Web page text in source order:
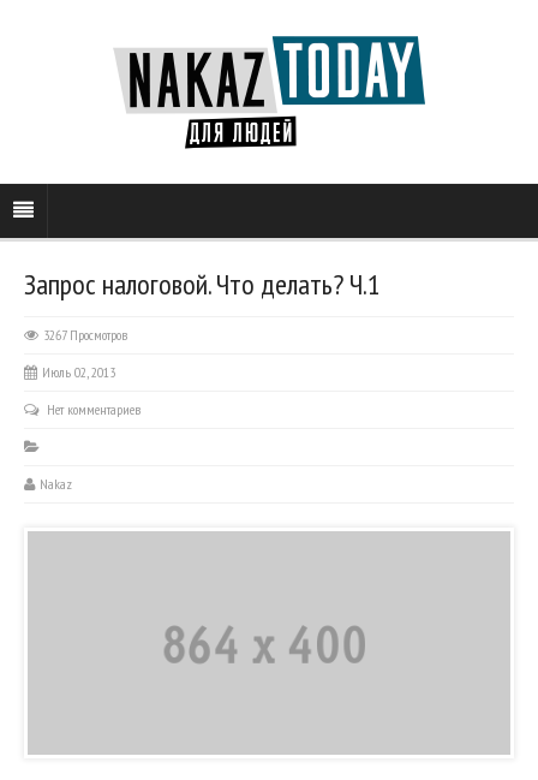
Запрос налоговой. Что делать? Ч.1
3267 Просмотров
Июль 02, 2013
Нет комментариев
Nakaz